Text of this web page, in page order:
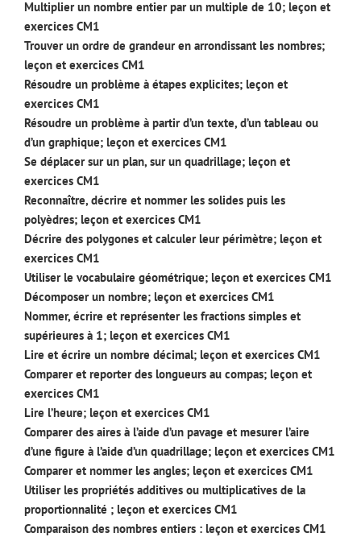
Multiplier un nombre entier par un multiple de 10; leçon et
exercices CM1
Trouver un ordre de grandeur en arrondissant les nombres;
leçon et exercices CM1
Résoudre un problème à étapes explicites; leçon et
exercices CM1
Résoudre un problème à partir d’un texte, d’un tableau ou
d’un graphique; leçon et exercices CM1
Se déplacer sur un plan, sur un quadrillage; leçon et
exercices CM1
Reconnaître, décrire et nommer les solides puis les
polyèdres; leçon et exercices CM1
Décrire des polygones et calculer leur périmètre; leçon et
exercices CM1
Utiliser le vocabulaire géométrique; leçon et exercices CM1
Décomposer un nombre; leçon et exercices CM1
Nommer, écrire et représenter les fractions simples et
supérieures à 1; leçon et exercices CM1
Lire et écrire un nombre décimal; leçon et exercices CM1
Comparer et reporter des longueurs au compas; leçon et
exercices CM1
Lire l’heure; leçon et exercices CM1
Comparer des aires à l’aide d’un pavage et mesurer l’aire
d’une figure à l’aide d’un quadrillage; leçon et exercices CM1
Comparer et nommer les angles; leçon et exercices CM1
Utiliser les propriétés additives ou multiplicatives de la
proportionnalité ; leçon et exercices CM1
Comparaison des nombres entiers : leçon et exercices CM1